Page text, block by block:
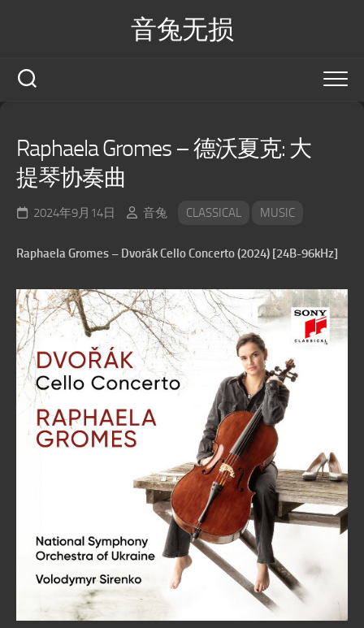
音兔无损
Raphaela Gromes – 德沃夏克: 大
提琴协奏曲
2024年9月14日 音兔 CLASSICAL MUSIC
Raphaela Gromes – Dvorák Cello Concerto (2024) [24B-96kHz]